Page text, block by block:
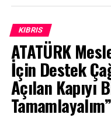
KIBRIS
ATATÜRK
İçin Destek
Açılan Kapıyı
Tamamlayalım”